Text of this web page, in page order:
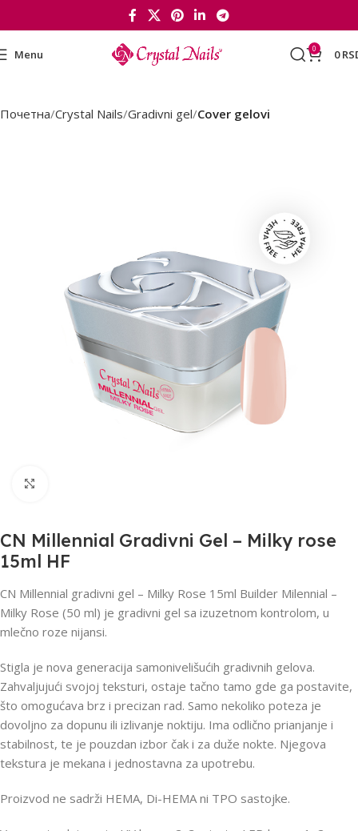
Menu 0 0
Почетна Crystal Nails Gradivni gel Cover gelovi
CN Millennial Gradivni Gel – Milky rose
15ml HF
CN Millennial gradivni gel – Milky Rose 15ml Builder Milennial –
Milky Rose (50 ml) je gradivni gel sa izuzetnom kontrolom, u
mlečno roze nijansi.
Stigla je nova generacija samonivelišućih gradivnih gelova.
Zahvaljujući svojoj teksturi, ostaje tačno tamo gde ga postavite,
što omogućava brz i precizan rad. Samo nekoliko poteza je
dovoljno za dopunu ili izlivanje noktiju. Ima odlično prianjanje i
stabilnost, te je pouzdan izbor čak i za duže nokte. Njegova
tekstura je mekana i jednostavna za upotrebu.
Proizvod ne sadrži HEMA, Di-HEMA ni TPO sastojke.